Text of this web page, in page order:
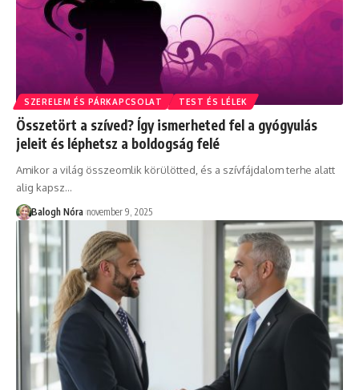
SZERELEM ÉS PÁRKAPCSOLAT TEST ÉS LÉLEK
Összetört a szíved? Így ismerheted fel a gyógyulás
jeleit és léphetsz a boldogság felé
Amikor a világ összeomlik körülötted, és a szívfájdalom terhe alatt
alig kapsz…
Balogh Nóra november 9, 2025